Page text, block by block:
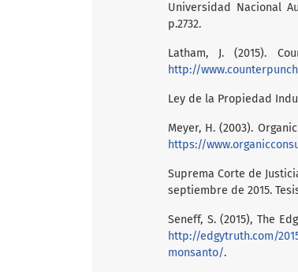
Universidad Nacional
p.2732.
Latham, J. (2015).
http://
Ley de la Propiedad
Meyer, H. (2003).
https://
Suprema Corte de
septiembre de 2015.
Seneff, S. (2015), The
http://edgytruth.com/
monsanto/.